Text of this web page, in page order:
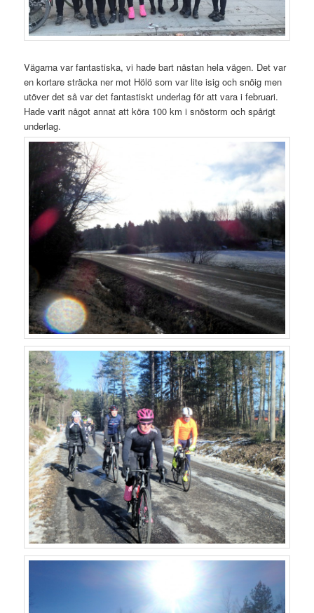
Vägarna var fantastiska, vi hade bart nästan hela vägen. Det var
en kortare sträcka ner mot Hölö som var lite isig och snöig men
utöver det så var det fantastiskt underlag för att vara i februari.
Hade varit något annat att köra 100 km i snöstorm och spårigt
underlag.